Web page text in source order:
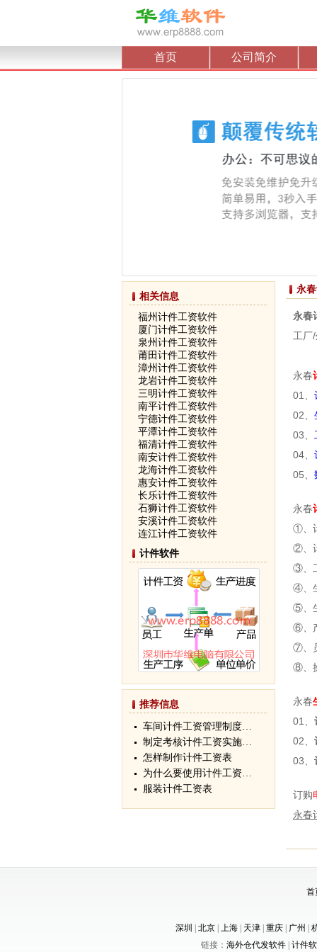
首页 公司简介
永
永春
工厂/
永春
01、
02、
03、
04、
05、
永春
①、
②、
③、
④、
⑤、
⑥、
⑦、
⑧、
永春
01、
02、
03、
订购
永春
相关信息
福州计件工资软件
厦门计件工资软件
泉州计件工资软件
莆田计件工资软件
漳州计件工资软件
龙岩计件工资软件
三明计件工资软件
南平计件工资软件
宁德计件工资软件
平潭计件工资软件
福清计件工资软件
南安计件工资软件
龙海计件工资软件
惠安计件工资软件
长乐计件工资软件
石狮计件工资软件
安溪计件工资软件
连江计件工资软件
计件软件
推荐信息
车间计件工资管理制度…
制定考核计件工资实施…
怎样制作计件工资表
为什么要使用计件工资…
服装计件工资表
首
深圳 北京 上海 天津 重庆 广州
链接： 海外仓代发软件 计件